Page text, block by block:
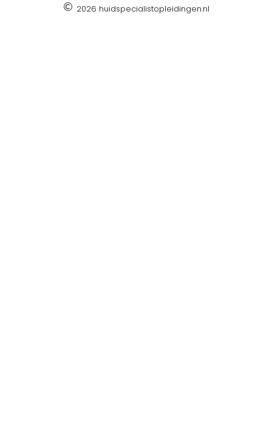
2026 huidspecialistopleidingen.nl